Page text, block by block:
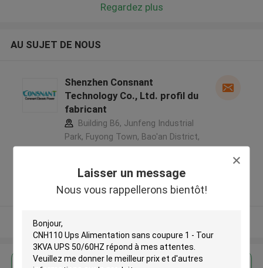
Laisser un message
Nous vous rappellerons bientôt!
Regardez plus
AU SUJET DE NOUS
Shenzhen Consnant
Technology Co., Ltd. profil du
fabricant
Building B6, Junfeng Industrial
Park, Fuyong Town, Bao'an District,
5.0
Fournisseur vérifié